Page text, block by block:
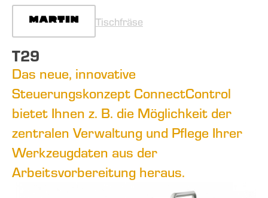
Tischfräse
T29
Das neue, innovative
Steuerungskonzept ConnectControl
bietet Ihnen z. B. die Möglichkeit der
zentralen Verwaltung und Pflege Ihrer
Werkzeugdaten aus der
Arbeitsvorbereitung heraus.